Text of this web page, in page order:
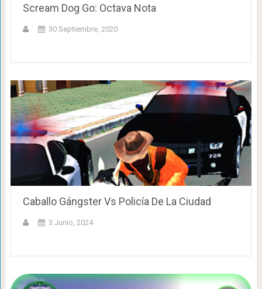
Scream Dog Go: Octava Nota
30 Septiembre, 2020
Caballo Gángster Vs Policía De La Ciudad
3 Junio, 2024